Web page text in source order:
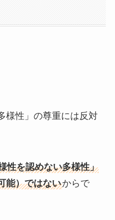
様性」の尊重には反対
性を認めない多様性」
能）ではないからで